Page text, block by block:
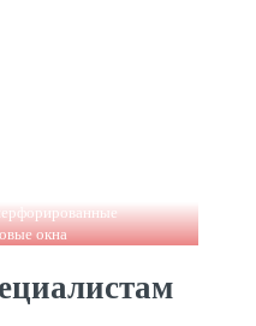
окна